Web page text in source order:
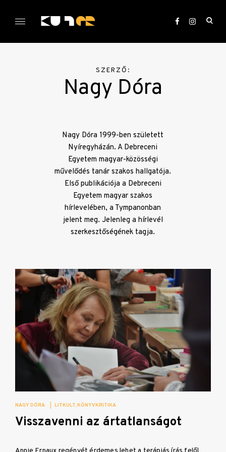
KULTer.hu
SZERZŐ:
Nagy Dóra
Nagy Dóra 1999-ben született
Nyíregyházán. A Debreceni
Egyetem magyar-közösségi
művelődés tanár szakos hallgatója.
Első publikációja a Debreceni
Egyetem magyar szakos
hírlevelében, a Tympanonban
jelent meg. Jelenleg a hírlevél
szerkesztőségének tagja.
NAGY DÓRA LITKULT KÖNYVKRITIKA
Visszavenni az ártatlanságot